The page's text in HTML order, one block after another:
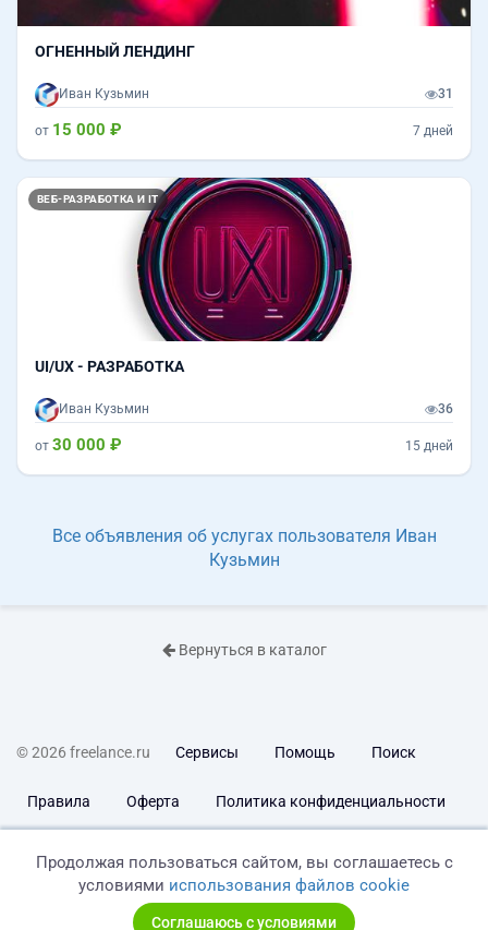
ОГНЕННЫЙ ЛЕНДИНГ
Иван Кузьмин 31
от 15 000 ₽ 7 дней
ВЕБ-РАЗРАБОТКА И IT
UI/UX - РАЗРАБОТКА
Иван Кузьмин 36
от 30 000 ₽ 15 дней
Все объявления об услугах пользователя Иван
Кузьмин
Вернуться в каталог
© 2026 freelance.ru Сервисы Помощь Поиск
Правила Оферта Политика конфиденциальности
Продолжая пользоваться сайтом, вы соглашаетесь с
условиями использования файлов cookie
Соглашаюсь с условиями